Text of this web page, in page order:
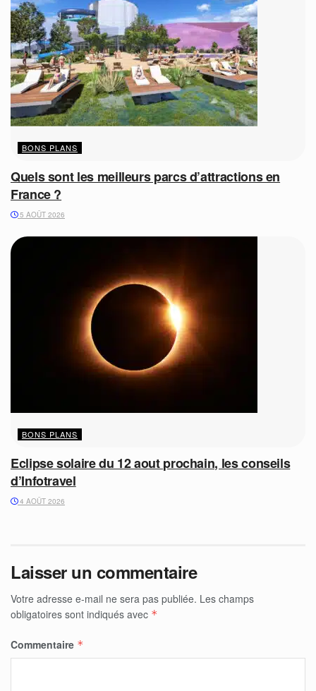
BONS PLANS
Quels sont les meilleurs parcs d’attractions en
France ?
5 AOÛT 2026
BONS PLANS
Eclipse solaire du 12 aout prochain, les conseils
d’Infotravel
4 AOÛT 2026
Laisser un commentaire
Votre adresse e-mail ne sera pas publiée. Les champs
obligatoires sont indiqués avec *
Commentaire *